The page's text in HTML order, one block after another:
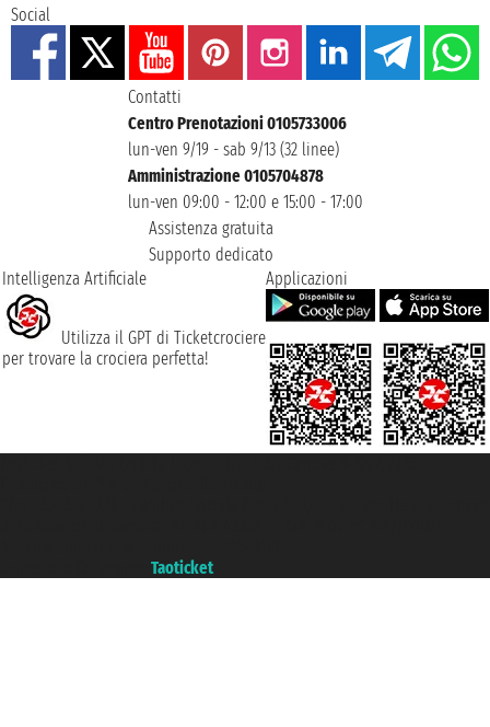
Social
Contatti
Centro Prenotazioni 0105733006
lun-ven 9/19 - sab 9/13 (32 linee)
Amministrazione 0105704878
lun-ven 09:00 - 12:00 e 15:00 - 17:00
Assistenza gratuita
Supporto dedicato
Intelligenza Artificiale
Utilizza il GPT di Ticketcrociere
per trovare la crociera perfetta!
Applicazioni
Taoticket